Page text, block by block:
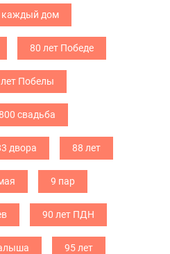
каждый дом
80 лет Победе
Побелы
800 свадьба
двора 88 лет
9 пар
90 лет ПДН
95 лет